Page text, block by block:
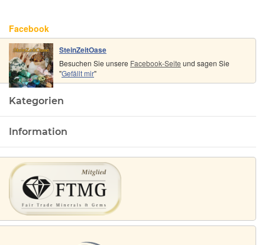
Facebook
SteinZeitOase
Besuchen Sie unsere Facebook-Seite und sagen Sie
"Gefällt mir"
Kategorien
Information